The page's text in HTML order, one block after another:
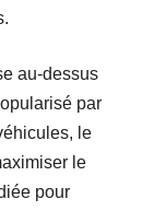
au-dessus
par
le
le
pour